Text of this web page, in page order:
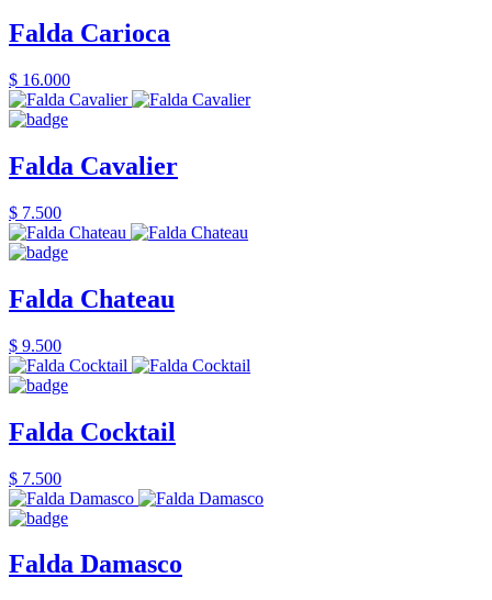
Falda Carioca
$ 16.000
Falda Cavalier
$ 7.500
Falda Chateau
$ 9.500
Falda Cocktail
$ 7.500
Falda Damasco